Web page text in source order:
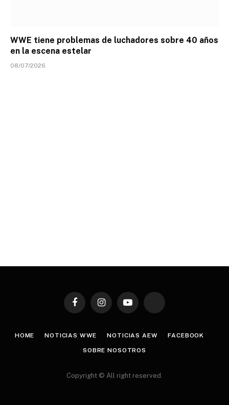
WWE tiene problemas de luchadores sobre 40 años
en la escena estelar
08/07/2026
FacebookInstagramYouTube TikTok
HOME NOTICIAS WWE NOTICIAS AEW FACEBOOK
SOBRE NOSOTROS
Copyright © All right reserved.